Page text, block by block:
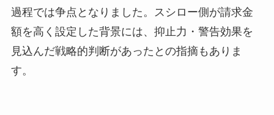
過程では争点となりました。スシロー側が請求金
額を高く設定した背景には、抑止力・警告効果を
見込んだ戦略的判断があったとの指摘もありま
す。